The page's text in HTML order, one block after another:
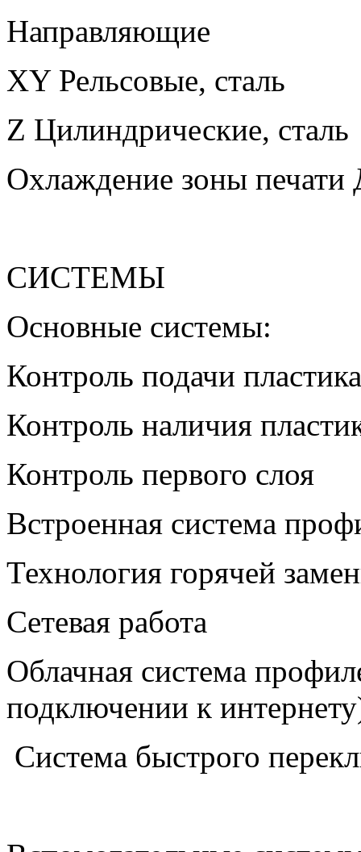
Направляющие
XY Рельсовые, сталь
Z Цилиндрические, сталь
Охлаждение зоны печати
СИСТЕМЫ
Основные системы:
Контроль подачи пластика
Контроль наличия
Контроль первого слоя
Встроенная система
Технология горячей
Сетевая работа
Облачная система
подключении к
Система быстрого